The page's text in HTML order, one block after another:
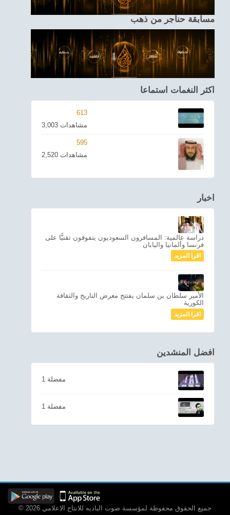
مسابقة حناجر من ذهب
اكثر النغمات استماعا
613
3,003 مشاهدات
595
2,520 مشاهدات
اخبار
دراسة عالمية: المسافرون السعوديون يتفوقون تقنيًّا على
فرنسا وألمانيا واليابان
اقرا المزيد
الأمير سلطان بن سلمان يفتتح معرض التاريخ والثقافة
الكورية
اقرا المزيد
افضل المنشدين
1 مفضلة
1 مفضلة
© 2026 جميع الحقوق محفوظة لمؤسسة صوت الباديه للانتاج الاعلامي